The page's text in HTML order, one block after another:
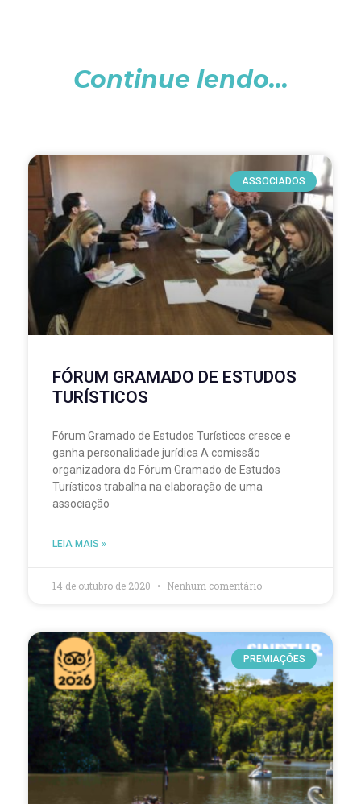
Continue lendo...
ASSOCIADOS
FÓRUM GRAMADO DE ESTUDOS
TURÍSTICOS
Fórum Gramado de Estudos Turísticos cresce e
ganha personalidade jurídica A comissão
organizadora do Fórum Gramado de Estudos
Turísticos trabalha na elaboração de uma
associação
LEIA MAIS »
14 de outubro de 2020 Nenhum comentário
PREMIAÇÕES